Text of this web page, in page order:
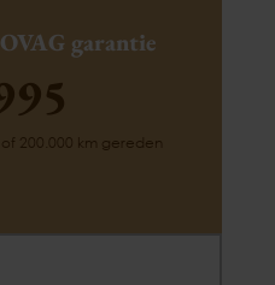
garantie
200.000 km gereden